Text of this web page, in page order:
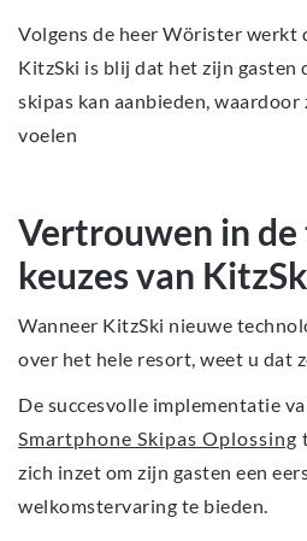
Volgens de heer Wörister werkt
KitzSki is blij dat het zijn
skipas kan aanbieden,
voelen
Vertrouwen in de
keuzes van
Wanneer KitzSki nieuwe
over het hele resort, weet u dat
De succesvolle implementatie
Smartphone Skipas Oplossing
zich inzet om zijn gasten een
welkomstervaring te bieden.